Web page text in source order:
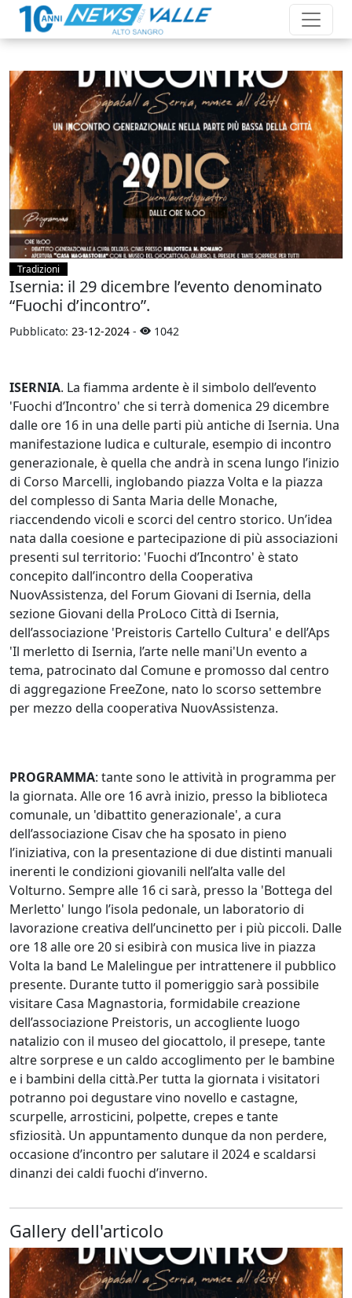
Tradizioni
Isernia: il 29 dicembre l’evento denominato
“Fuochi d’incontro”.
Pubblicato: 23-12-2024 - 1042
ISERNIA. La fiamma ardente è il simbolo dell’evento
'Fuochi d’Incontro' che si terrà domenica 29 dicembre
dalle ore 16 in una delle parti più antiche di Isernia. Una
manifestazione ludica e culturale, esempio di incontro
generazionale, è quella che andrà in scena lungo l’inizio
di Corso Marcelli, inglobando piazza Volta e la piazza
del complesso di Santa Maria delle Monache,
riaccendendo vicoli e scorci del centro storico. Un’idea
nata dalla coesione e partecipazione di più associazioni
presenti sul territorio: 'Fuochi d’Incontro' è stato
concepito dall’incontro della Cooperativa
NuovAssistenza, del Forum Giovani di Isernia, della
sezione Giovani della ProLoco Città di Isernia,
dell’associazione 'Preistoris Cartello Cultura' e dell’Aps
'Il merletto di Isernia, l’arte nelle mani'Un evento a
tema, patrocinato dal Comune e promosso dal centro
di aggregazione FreeZone, nato lo scorso settembre
per mezzo della cooperativa NuovAssistenza.
PROGRAMMA: tante sono le attività in programma per
la giornata. Alle ore 16 avrà inizio, presso la biblioteca
comunale, un 'dibattito generazionale', a cura
dell’associazione Cisav che ha sposato in pieno
l’iniziativa, con la presentazione di due distinti manuali
inerenti le condizioni giovanili nell’alta valle del
Volturno. Sempre alle 16 ci sarà, presso la 'Bottega del
Merletto' lungo l’isola pedonale, un laboratorio di
lavorazione creativa dell’uncinetto per i più piccoli. Dalle
ore 18 alle ore 20 si esibirà con musica live in piazza
Volta la band Le Malelingue per intrattenere il pubblico
presente. Durante tutto il pomeriggio sarà possibile
visitare Casa Magnastoria, formidabile creazione
dell’associazione Preistoris, un accogliente luogo
natalizio con il museo del giocattolo, il presepe, tante
altre sorprese e un caldo accoglimento per le bambine
e i bambini della città.Per tutta la giornata i visitatori
potranno poi degustare vino novello e castagne,
scurpelle, arrosticini, polpette, crepes e tante
sfiziosità. Un appuntamento dunque da non perdere,
occasione d’incontro per salutare il 2024 e scaldarsi
dinanzi dei caldi fuochi d’inverno.
Gallery dell'articolo